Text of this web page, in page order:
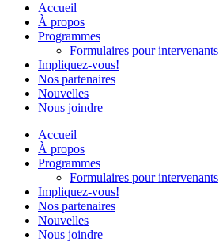
Accueil
À propos
Programmes
Formulaires pour intervenants
Impliquez-vous!
Nos partenaires
Nouvelles
Nous joindre
Accueil
À propos
Programmes
Formulaires pour intervenants
Impliquez-vous!
Nos partenaires
Nouvelles
Nous joindre